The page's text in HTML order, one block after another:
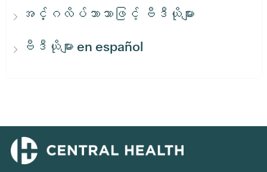
အင်္ဂလိပ်ဘာသာဖြင့် ဗီဒီယိုများ
ဗီဒီယိုများ en español